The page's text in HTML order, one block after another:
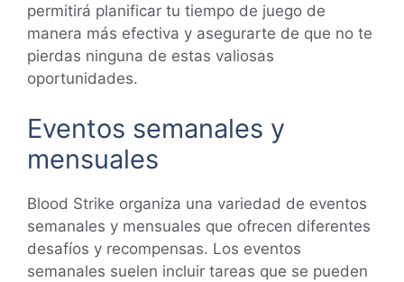
permitirá planificar tu tiempo de juego de
manera más efectiva y asegurarte de que no te
pierdas ninguna de estas valiosas
oportunidades.
Eventos semanales y
mensuales
Blood Strike organiza una variedad de eventos
semanales y mensuales que ofrecen diferentes
desafíos y recompensas. Los eventos
semanales suelen incluir tareas que se pueden